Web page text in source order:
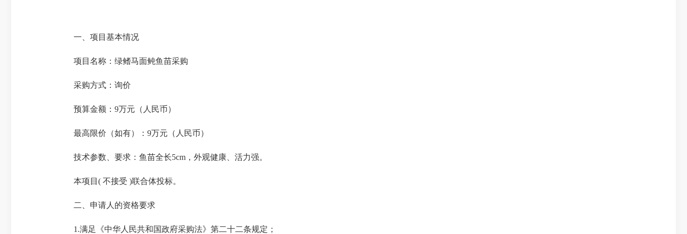
一、项目基本情况
项目名称：绿鳍马面鲀鱼苗采购
采购方式：询价
预算金额：9万元（人民币）
最高限价（如有）：9万元（人民币）
技术参数、要求：鱼苗全长5cm，外观健康、活力强。
本项目( 不接受 )联合体投标。
二、申请人的资格要求
1.满足《中华人民共和国政府采购法》第二十二条规定；